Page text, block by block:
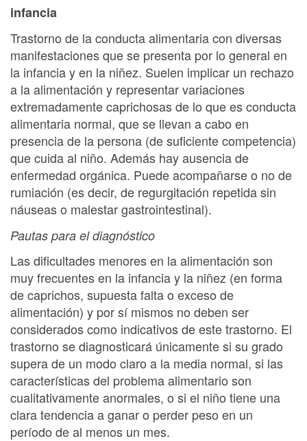
infancia
Trastorno de la conducta alimentaria con diversas
manifestaciones que se presenta por lo general en
la infancia y en la niñez. Suelen implicar un rechazo
a la alimentación y representar variaciones
extremadamente caprichosas de lo que es conducta
alimentaria normal, que se llevan a cabo en
presencia de la persona (de suficiente competencia)
que cuida al niño. Además hay ausencia de
enfermedad orgánica. Puede acompañarse o no de
rumiación (es decir, de regurgitación repetida sin
náuseas o malestar gastrointestinal).
Pautas para el diagnóstico
Las dificultades menores en la alimentación son
muy frecuentes en la infancia y la niñez (en forma
de caprichos, supuesta falta o exceso de
alimentación) y por sí mismos no deben ser
considerados como indicativos de este trastorno. El
trastorno se diagnosticará únicamente si su grado
supera de un modo claro a la media normal, si las
características del problema alimentario son
cualitativamente anormales, o si el niño tiene una
clara tendencia a ganar o perder peso en un
período de al menos un mes.